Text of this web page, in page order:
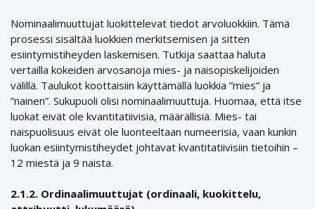
Nominaalimuuttujat luokittelevat tiedot arvoluokkiin. Tämä
prosessi sisältää luokkien merkitsemisen ja sitten
esiintymistiheyden laskemisen. Tutkija saattaa haluta
vertailla kokeiden arvosanoja mies- ja naisopiskelijoiden
välillä. Taulukot koottaisiin käyttämällä luokkia ”mies” ja
”nainen”. Sukupuoli olisi nominaalimuuttuja. Huomaa, että itse
luokat eivät ole kvantitatiivisia, määrällisiä. Mies- tai
naispuolisuus eivät ole luonteeltaan numeerisia, vaan kunkin
luokan esiintymistiheydet johtavat kvantitatiivisiin tietoihin –
12 miestä ja 9 naista.
2.1.2. Ordinaalimuuttujat (ordinaali, kuokittelu,